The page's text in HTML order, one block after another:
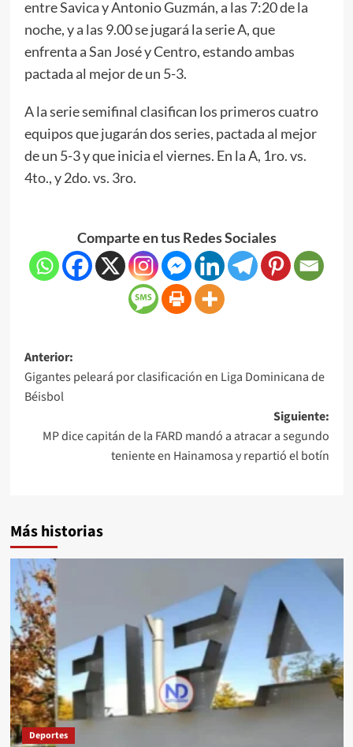
entre Savica y Antonio Guzmán, a las 7:20 de la
noche, y a las 9.00 se jugará la serie A, que
enfrenta a San José y Centro, estando ambas
pactada al mejor de un 5-3.
A la serie semifinal clasifican los primeros cuatro
equipos que jugarán dos series, pactada al mejor
de un 5-3 y que inicia el viernes. En la A, 1ro. vs.
4to., y 2do. vs. 3ro.
Comparte en tus Redes Sociales
Anterior:
Gigantes peleará por clasificación en Liga Dominicana de
Béisbol
Siguiente:
MP dice capitán de la FARD mandó a atracar a segundo
teniente en Hainamosa y repartió el botín
Más historias
Deportes